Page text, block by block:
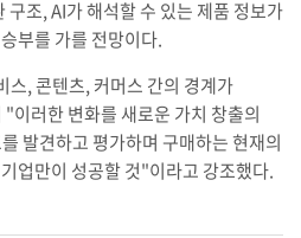
구조, AI가 해석할 수 있는 제품 정보가
부를 가를 전망이다.
, 콘텐츠, 커머스 간의 경계가
이러한 변화를 새로운 가치 창출의
발견하고 평가하며 구매하는 현재의
업만이 성공할 것"이라고 강조했다.